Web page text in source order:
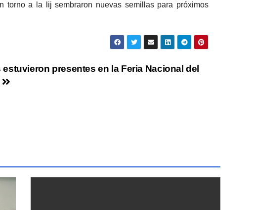
torno a la lij sembraron nuevas semillas para próximos
presentes en la Feria Nacional del